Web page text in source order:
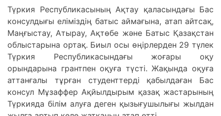
Түркия Республикасының Ақтау қаласындағы Бас
консулдығы еліміздің батыс аймағына, атап айтсақ,
Маңғыстау, Атырау, Ақтөбе және Батыс Қазақстан
облыстарына ортақ. Биыл осы өңірлерден 29 түлек
Түркия Республикасындағы жоғары оқу
орындарына грантпен оқуға түсті. Жақында оқуға
аттанғалы тұрған студенттерді қабылдаған Бас
консул Мұзаффер Ақйылдырым қазақ жастарының
Түркияда білім алуға деген қызығушылығы жылдан